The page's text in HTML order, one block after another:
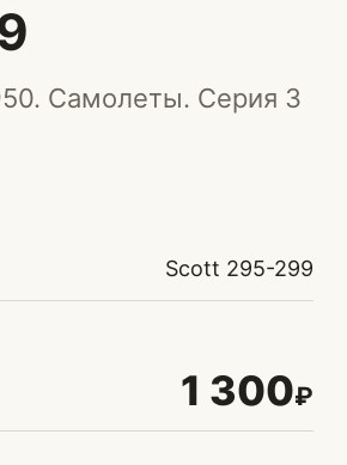
Самолеты. Серия 3
Scott 295-299
1 300₽